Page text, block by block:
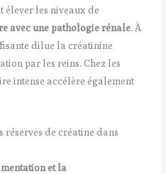
élever les niveaux de
avec une pathologie rénale. À
dilue la créatinine
par les reins. Chez les
intense accélère également
réserves de créatine dans
et la